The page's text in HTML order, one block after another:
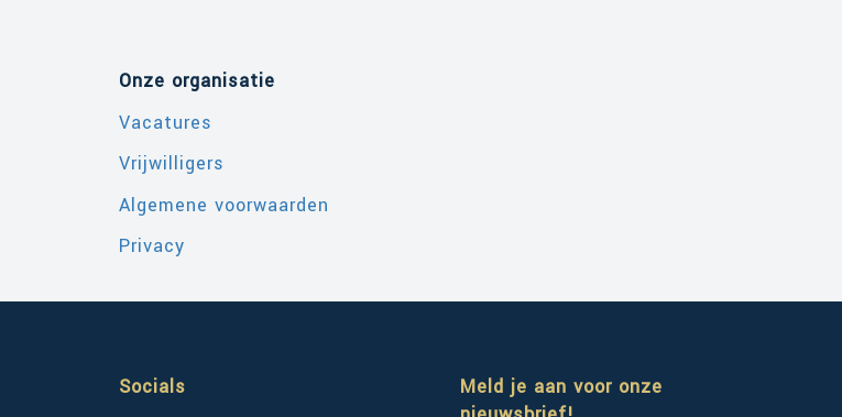
Onze organisatie
Vacatures
Vrijwilligers
Algemene voorwaarden
Privacy
Socials
Meld je aan voor onze